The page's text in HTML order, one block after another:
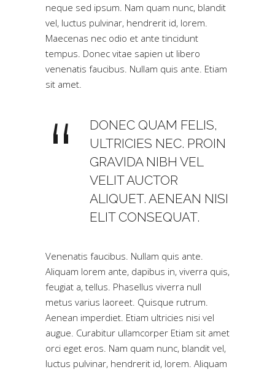
neque sed ipsum. Nam quam nunc, blandit
vel, luctus pulvinar, hendrerit id, lorem.
Maecenas nec odio et ante tincidunt
tempus. Donec vitae sapien ut libero
venenatis faucibus. Nullam quis ante. Etiam
sit amet.
DONEC QUAM FELIS,
ULTRICIES NEC. PROIN
GRAVIDA NIBH VEL
VELIT AUCTOR
ALIQUET. AENEAN NISI
ELIT CONSEQUAT.
Venenatis faucibus. Nullam quis ante.
Aliquam lorem ante, dapibus in, viverra quis,
feugiat a, tellus. Phasellus viverra null
metus varius laoreet. Quisque rutrum.
Aenean imperdiet. Etiam ultricies nisi vel
augue. Curabitur ullamcorper Etiam sit amet
orci eget eros. Nam quam nunc, blandit vel,
luctus pulvinar, hendrerit id, lorem. Aliquam